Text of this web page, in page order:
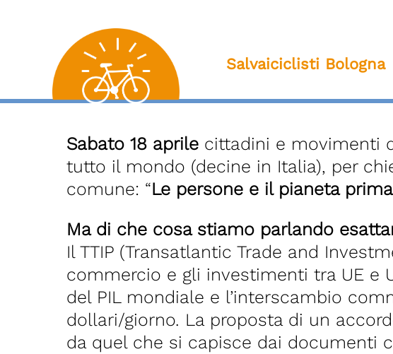
Salvaiciclisti Bologna
Sabato 18 aprile cittadini e movimenti
tutto il mondo (decine in Italia), per
comune: “Le persone e il pianeta
Ma di che cosa stiamo parlando
Il TTIP (Transatlantic Trade and
commercio e gli investimenti tra UE e
del PIL mondiale e l’interscambio
dollari/giorno. La proposta di un
da quel che si capisce dai documenti